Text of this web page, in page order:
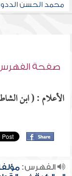
محمد الحسن
صفحة
الأعلام : ( ابن
الفهرس: